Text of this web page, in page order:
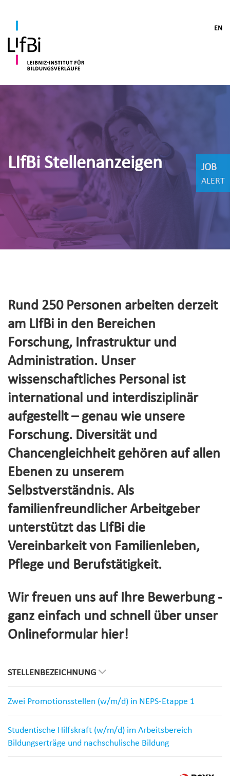
EN
LIfBi Stellenanzeigen
Rund 250 Personen arbeiten derzeit
am LIfBi in den Bereichen
Forschung, Infrastruktur und
Administration. Unser
wissenschaftliches Personal ist
international und interdisziplinär
aufgestellt – genau wie unsere
Forschung. Diversität und
Chancengleichheit gehören auf allen
Ebenen zu unserem
Selbstverständnis. Als
familienfreundlicher Arbeitgeber
unterstützt das LIfBi die
Vereinbarkeit von Familienleben,
Pflege und Berufstätigkeit.
Wir freuen uns auf Ihre Bewerbung -
ganz einfach und schnell über unser
Onlineformular hier!
STELLENBEZEICHNUNG
Zwei Promotionsstellen (w/m/d) in NEPS-Etappe 1
Studentische Hilfskraft (w/m/d) im Arbeitsbereich
Bildungserträge und nachschulische Bildung
JOB
ALERT